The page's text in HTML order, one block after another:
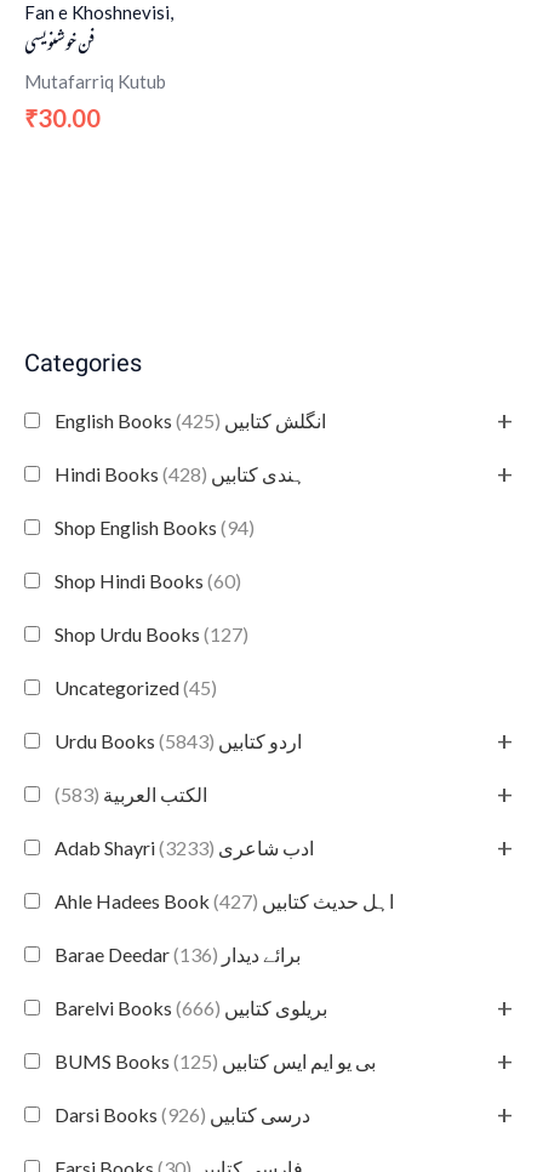
Categories
English Books انگلش کتابیں (425) +
Hindi Books ہندی کتابیں (428) +
Shop English Books (94)
Shop Hindi Books (60)
Shop Urdu Books (127)
Uncategorized(45)
Urdu Books اردو کتابیں (5843) +
الكتب العربية (583) +
Adab Shayri ادب شاعری (3233) +
Ahle Hadees Book اہل حدیث کتابیں (427)
Barae Deedar برائے دیدار (136)
Barelvi Books بریلوی کتابیں (666) +
BUMS Books بی یو ایم ایس کتابیں (125) +
Darsi Books درسی کتابیں (926) +
Farsi Books فارسی کتابیں (30)
Fan e Khoshnevisi,
فن خوشنویسی
Mutafarriq Kutub
₹30.00